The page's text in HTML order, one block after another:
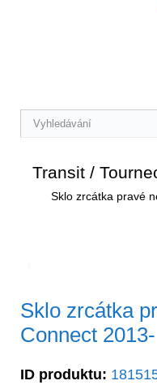
Transit /
Sklo zrcátka pravé
Sklo zrcátka
Connect 2013-
ID produktu: